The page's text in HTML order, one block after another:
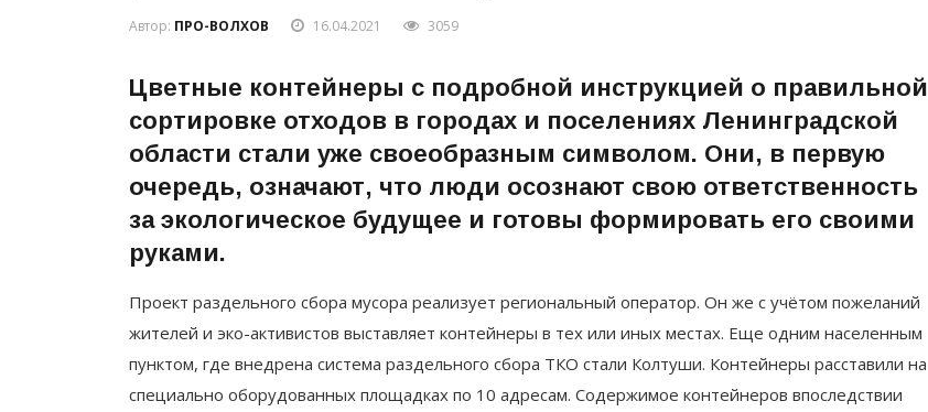
Автор: ПРО-ВОЛХОВ 16.04.2021 3059
Цветные контейнеры с подробной инструкцией о правильной
сортировке отходов в городах и поселениях Ленинградской
области стали уже своеобразным символом. Они, в первую
очередь, означают, что люди осознают свою ответственность
за экологическое будущее и готовы формировать его своими
руками.
Проект раздельного сбора мусора реализует региональный оператор. Он же с учётом пожеланий
жителей и эко-активистов выставляет контейнеры в тех или иных местах. Еще одним населенным
пунктом, где внедрена система раздельного сбора ТКО стали Колтуши. Контейнеры расставили на
специально оборудованных площадках по 10 адресам. Содержимое контейнеров впоследствии